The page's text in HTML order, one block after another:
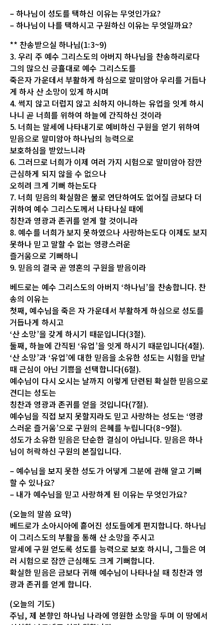
– 하나님이 성도를 택하신 이유는 무엇인가요?
– 하나님이 나를 택하시고 구원하신 이유는 무엇일까요?
** 찬송받으실 하나님(1:3~9)
3. 우리 주 예수 그리스도의 아버지 하나님을 찬송하리로다
그의 많으신 긍휼대로 예수 그리스도를
죽은자 가운데서 부활하게 하심으로 말미암아 우리를 거듭나
게 하사 산 소망이 있게 하시며
4. 썩지 않고 더럽지 않고 쇠하지 아니하는 유업을 잇게 하시
나니 곧 너희를 위하여 하늘에 간직하신 것이라
5. 너희는 말세에 나타내기로 예비하신 구원을 얻기 위하여
믿음으로 말미암아 하나님의 능력으로
보호하심을 받았느니라
6. 그러므로 너희가 이제 여러 가지 시험으로 말미암아 잠깐
근심하게 되지 않을 수 없으나
오히려 크게 기뻐 하는도다
7. 너희 믿음의 확실함은 불로 연단하여도 없어질 금보다 더
귀하여 예수 그리스도께서 나타나실 때에
칭찬과 영광과 존귀를 얻게 할 것이니라
8. 예수를 너희가 보지 못하였으나 사랑하는도다 이제도 보지
못하나 믿고 말할 수 없는 영광스러운
즐거움으로 기뻐하니
9. 믿음의 결국 곧 영혼의 구원을 받음이라
베드로는 예수 그리스도의 아버지 ‘하나님’을 찬송합니다. 찬
송의 이유는
첫째, 예수님을 죽은 자 가운데서 부활하게 하심으로 성도를
거듭나게 하시고
‘산 소망’을 갖게 하시기 때문입니다(3절).
둘째, 하늘에 간직된 ‘유업’을 잇게 하시기 때문입니다(4절).
‘산 소망’과 ‘유업’에 대한 믿음을 소유한 성도는 시험을 만날
때 근심이 아닌 기쁨을 선택합니다(6절).
예수님이 다시 오시는 날까지 이렇게 단련된 확실한 믿음으로
견디는 성도는
칭찬과 영광과 존귀를 얻을 것입니다(7절).
예수님을 직접 보지 못할지라도 믿고 사랑하는 성도는 ‘영광
스러운 즐거움’으로 구원의 은혜를 누립니다(8~9절).
성도가 소유한 믿음은 단순한 결심이 아닙니다. 믿음은 하나
님이 허락하신 구원의 본질입니다.
– 예수님을 보지 못한 성도가 어떻게 그분에 관해 알고 기뻐
할 수 있나요?
– 내가 예수님을 믿고 사랑하게 된 이유는 무엇인가요?
(오늘의 말씀 요약)
베드로가 소아시아에 흩어진 성도들에게 편지합니다. 하나님
이 그리스도의 부활을 통해 산 소망을 주시고
말세에 구원 얻도록 성도를 능력으로 보호 하시니, 그들은 여
러 시험으로 잠깐 근심해도 크게 기뻐합니다.
확실한 믿음은 금보다 귀해 예수님이 나타나실 때 칭찬과 영
광과 존귀를 얻게 합니다.
(오늘의 기도)
주님, 제 본향인 하나님 나라에 영원한 소망을 두며 이 땅에서